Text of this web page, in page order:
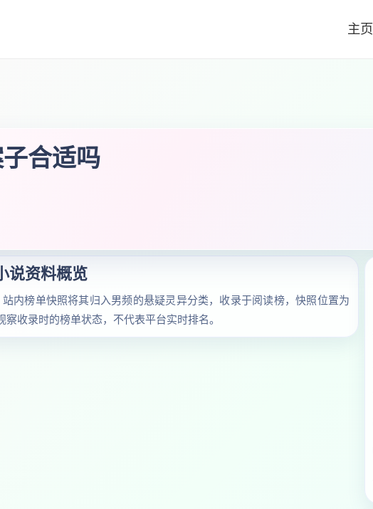
主页
合适吗
说资料概览
内榜单快照将其归入男频的悬疑灵异分类，收录于阅读榜，快照位置为
收录时的榜单状态，不代表平台实时排名。